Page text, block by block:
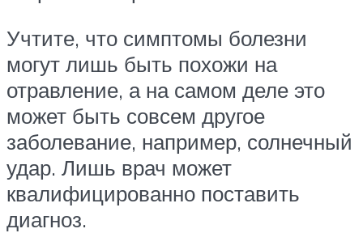
Учтите, что симптомы болезни
могут лишь быть похожи на
отравление, а на самом деле это
может быть совсем другое
заболевание, например, солнечный
удар. Лишь врач может
квалифицированно поставить
диагноз.